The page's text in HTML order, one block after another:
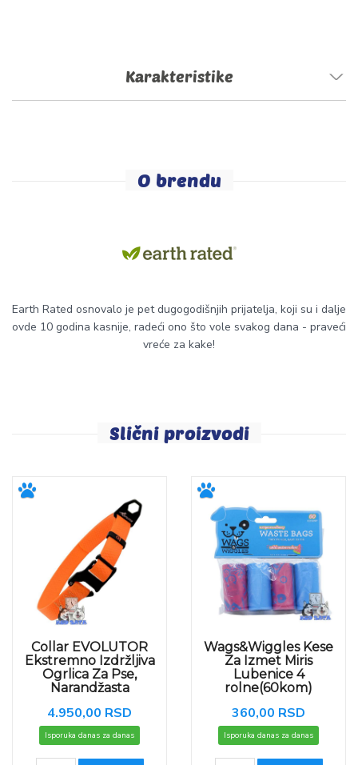
Karakteristike
O brendu
Earth Rated osnovalo je pet dugogodišnjih prijatelja, koji su i dalje
ovde 10 godina kasnije, radeći ono što vole svakog dana - praveći
vreće za kake!
Slični proizvodi
Collar EVOLUTOR
Ekstremno Izdržljiva
Ogrlica Za Pse,
Narandžasta
4.950,00 RSD
Isporuka danas za danas
Wags&Wiggles Kese
Za Izmet Miris
Lubenice 4
rolne(60kom)
360,00 RSD
Isporuka danas za danas